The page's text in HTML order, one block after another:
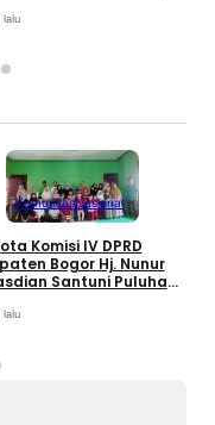
lalu
KomunitasNasional
Komisi IV DPRD
Bogor Hj. Nunur
Santuni Puluhan
lalu